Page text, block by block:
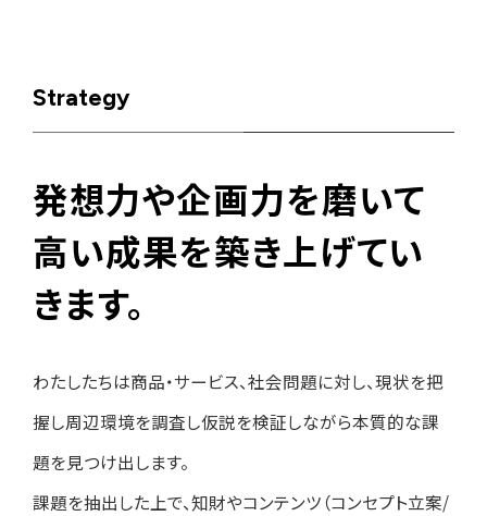
Strategy
発想力や企画力を磨いて
高い成果を築き上げてい
きます。
わたしたちは商品・サービス、社会問題に対し、現状を把
握し周辺環境を調査し仮説を検証しながら本質的な課
題を見つけ出します。
課題を抽出した上で、知財やコンテンツ（コンセプト立案/